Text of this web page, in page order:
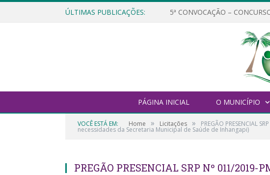
ÚLTIMAS PUBLICAÇÕES: 5ª CONVOCAÇÃO –
PÁGINA INICIAL O MUNICÍPIO
VOCÊ ESTÁ EM: Home » Licitações » PREGÃO PRESENCIAL
necessidades da Secretaria Municipal de Saúde de Inhangapi)
PREGÃO PRESENCIAL SRP Nº 011/2019-